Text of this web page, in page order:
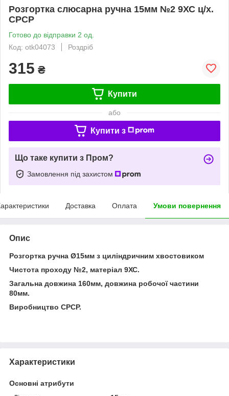
Розгортка слюсарна ручна 15мм №2 9ХС ц/х.
СРСР
Готово до відправки 2 од.
Код: otk04073
Роздріб
315 ₴
Купити
або
Купити з
Що таке купити з Пром?
Замовлення під захистом
Доставка Оплата Умови повернення
Опис
Розгортка ручна Ø15мм з циліндричним хвостовиком
Чистота проходу №2, матеріал 9ХС.
Загальна довжина 160мм, довжина робочої частини
80мм.
Виробництво СРСР.
Характеристики
Основні атрибути